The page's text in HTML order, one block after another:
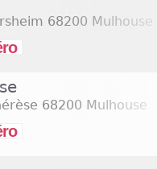
68200 Mulhouse
68200 Mulhouse